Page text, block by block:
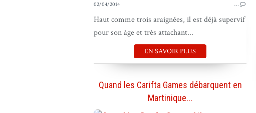
02/04/2014 …
Haut comme trois araignées, il est déjà supervif
pour son âge et très attachant...
EN SAVOIR PLUS
Quand les Carifta Games débarquent en
Martinique...